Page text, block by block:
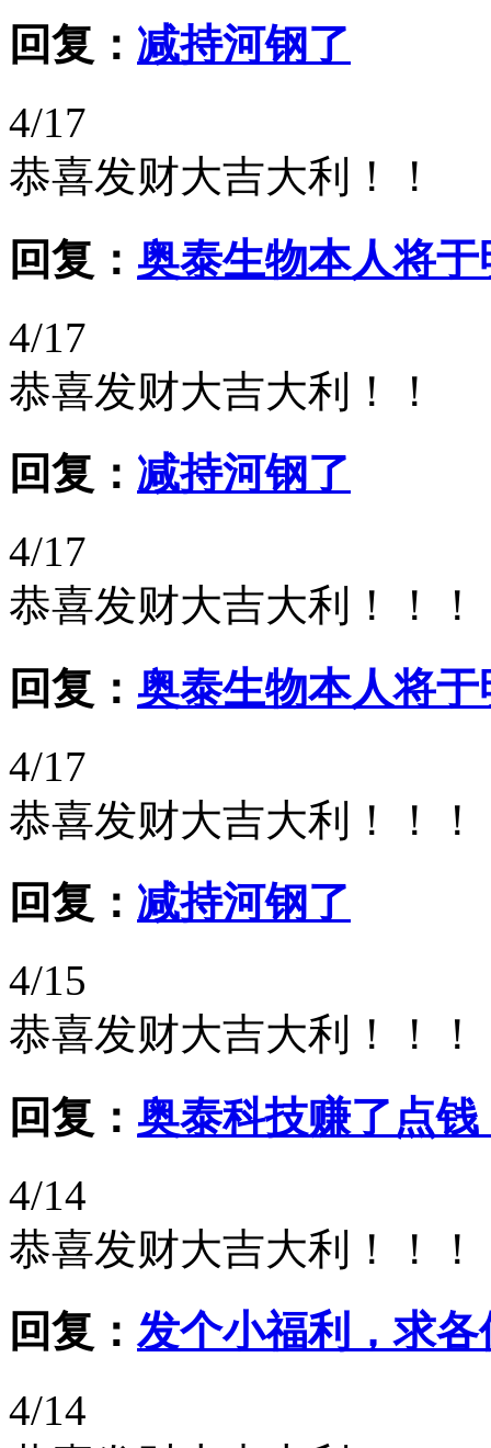
回复： 减持河钢了
4/17
恭喜发财大吉大利！！
回复： 奥泰生物本人将
4/17
恭喜发财大吉大利！！
回复： 减持河钢了
4/17
恭喜发财大吉大利！！！
回复： 奥泰生物本人将
4/17
恭喜发财大吉大利！！！
回复： 减持河钢了
4/15
恭喜发财大吉大利！！！
回复： 奥泰科技赚了点
4/14
恭喜发财大吉大利！！！
回复： 发个小福利，求
4/14